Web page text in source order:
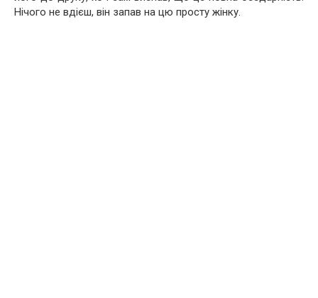
Нічого не вдієш, він запав на цю просту жінку.